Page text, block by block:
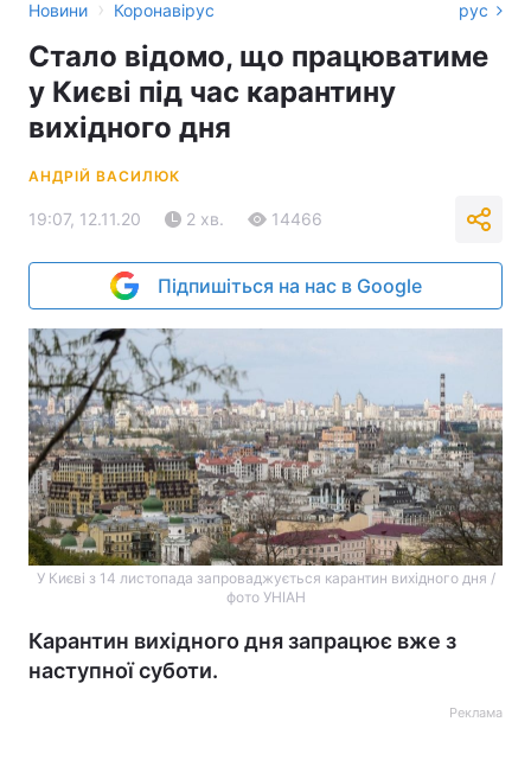
Новини › Коронавірус рус
Стало відомо, що працюватиме
у Києві під час карантину
вихідного дня
АНДРІЙ ВАСИЛЮК
19:07, 12.11.20 2 хв. 14466
Підпишіться на нас в Google
У Києві з 14 листопада запроваджується карантин вихідного дня /
фото УНІАН
Карантин вихідного дня запрацює вже з
наступної суботи.
Реклама